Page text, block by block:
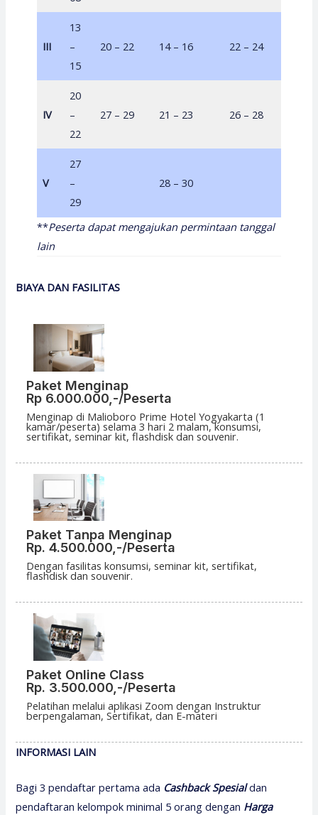
III
13
–
15
20 – 22 14 – 16 22 – 24
IV
20
–
22
27 – 29 21 – 23 26 – 28
V
27
–
29
28 – 30
**Peserta dapat mengajukan permintaan tanggal
lain
BIAYA DAN FASILITAS
Paket Menginap
Rp 6.000.000,-/Peserta
Menginap di Malioboro Prime Hotel Yogyakarta (1
kamar/peserta) selama 3 hari 2 malam, konsumsi,
sertifikat, seminar kit, flashdisk dan souvenir.
Paket Tanpa Menginap
Rp. 4.500.000,-/Peserta
Dengan fasilitas konsumsi, seminar kit, sertifikat,
flashdisk dan souvenir.
Paket Online Class
Rp. 3.500.000,-/Peserta
Pelatihan melalui aplikasi Zoom dengan Instruktur
berpengalaman, Sertifikat, dan E-materi
INFORMASI LAIN
Bagi 3 pendaftar pertama ada Cashback Spesialdan
pendaftaran kelompok minimal 5 orang dengan Harga